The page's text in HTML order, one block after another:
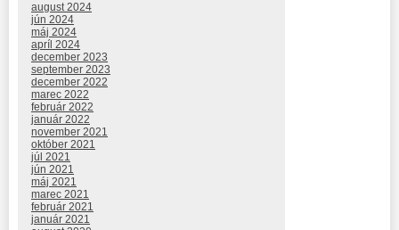
august 2024
jún 2024
máj 2024
apríl 2024
december 2023
september 2023
december 2022
marec 2022
február 2022
január 2022
november 2021
október 2021
júl 2021
jún 2021
máj 2021
marec 2021
február 2021
január 2021